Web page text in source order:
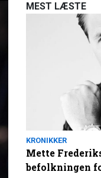
MEST LÆSTE
KRONIKKER
Mette
befolkningen